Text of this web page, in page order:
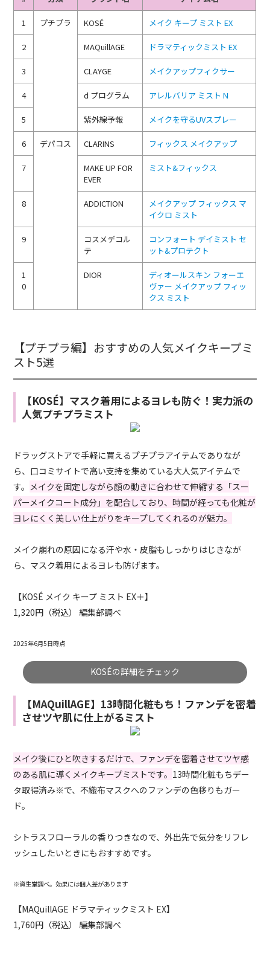
1 プチプラ KOSÉ メイク キープ ミスト EX
2 MAQuillAGE ドラマティックミスト EX
3 CLAYGE メイクアップフィクサー
4 d プログラム アレルバリア ミスト N
5 紫外線予報 メイクを守るUVスプレー
6 デパコス CLARINS フィックス メイクアップ
7
MAKE UP FOR
EVER
ミスト&フィックス
8 ADDICTION
メイクアップ フィックス マ
イクロ ミスト
9
コスメデコル
テ
コンフォート デイミスト セ
ット&プロテクト
1
0
DIOR
ディオールスキン フォーエ
ヴァー メイクアップ フィッ
クス ミスト
【プチプラ編】おすすめの人気メイクキープミ
スト5選
【KOSÉ】マスク着用によるヨレも防ぐ！実力派の
人気プチプラミスト
ドラッグストアで手軽に買えるプチプラアイテムでありなが
ら、口コミサイトで高い支持を集めている大人気アイテムで
す。 メイクを固定しながら顔の動きに合わせて伸縮する「スー
パーメイクコート成分」を配合しており、時間が経っても化粧が
ヨレにくく美しい仕上がりをキープしてくれるのが魅力。
メイク崩れの原因になる汗や水・皮脂もしっかりはじきなが
ら、マスク着用によるヨレも防げます。
【KOSÉ メイク キープ ミスト EX＋】
1,320円（税込） 編集部調べ
2025年6月5日時点
KOSÉの詳細をチェック
【MAQuillAGE】13時間化粧もち！ファンデを密着
させツヤ肌に仕上がるミスト
メイク後にひと吹きするだけで、ファンデを密着させてツヤ感
のある肌に導くメイクキープミストです。 13時間化粧もちデー
タ取得済み※で、不織布マスクへのファンデの色移りもガー
ド。
シトラスフローラルの香りつきなので、外出先で気分をリフレ
ッシュしたいときにもおすすめです。
※資生堂調べ。効果には個人差があります
【MAQuillAGE ドラマティックミスト EX】
1,760円（税込） 編集部調べ